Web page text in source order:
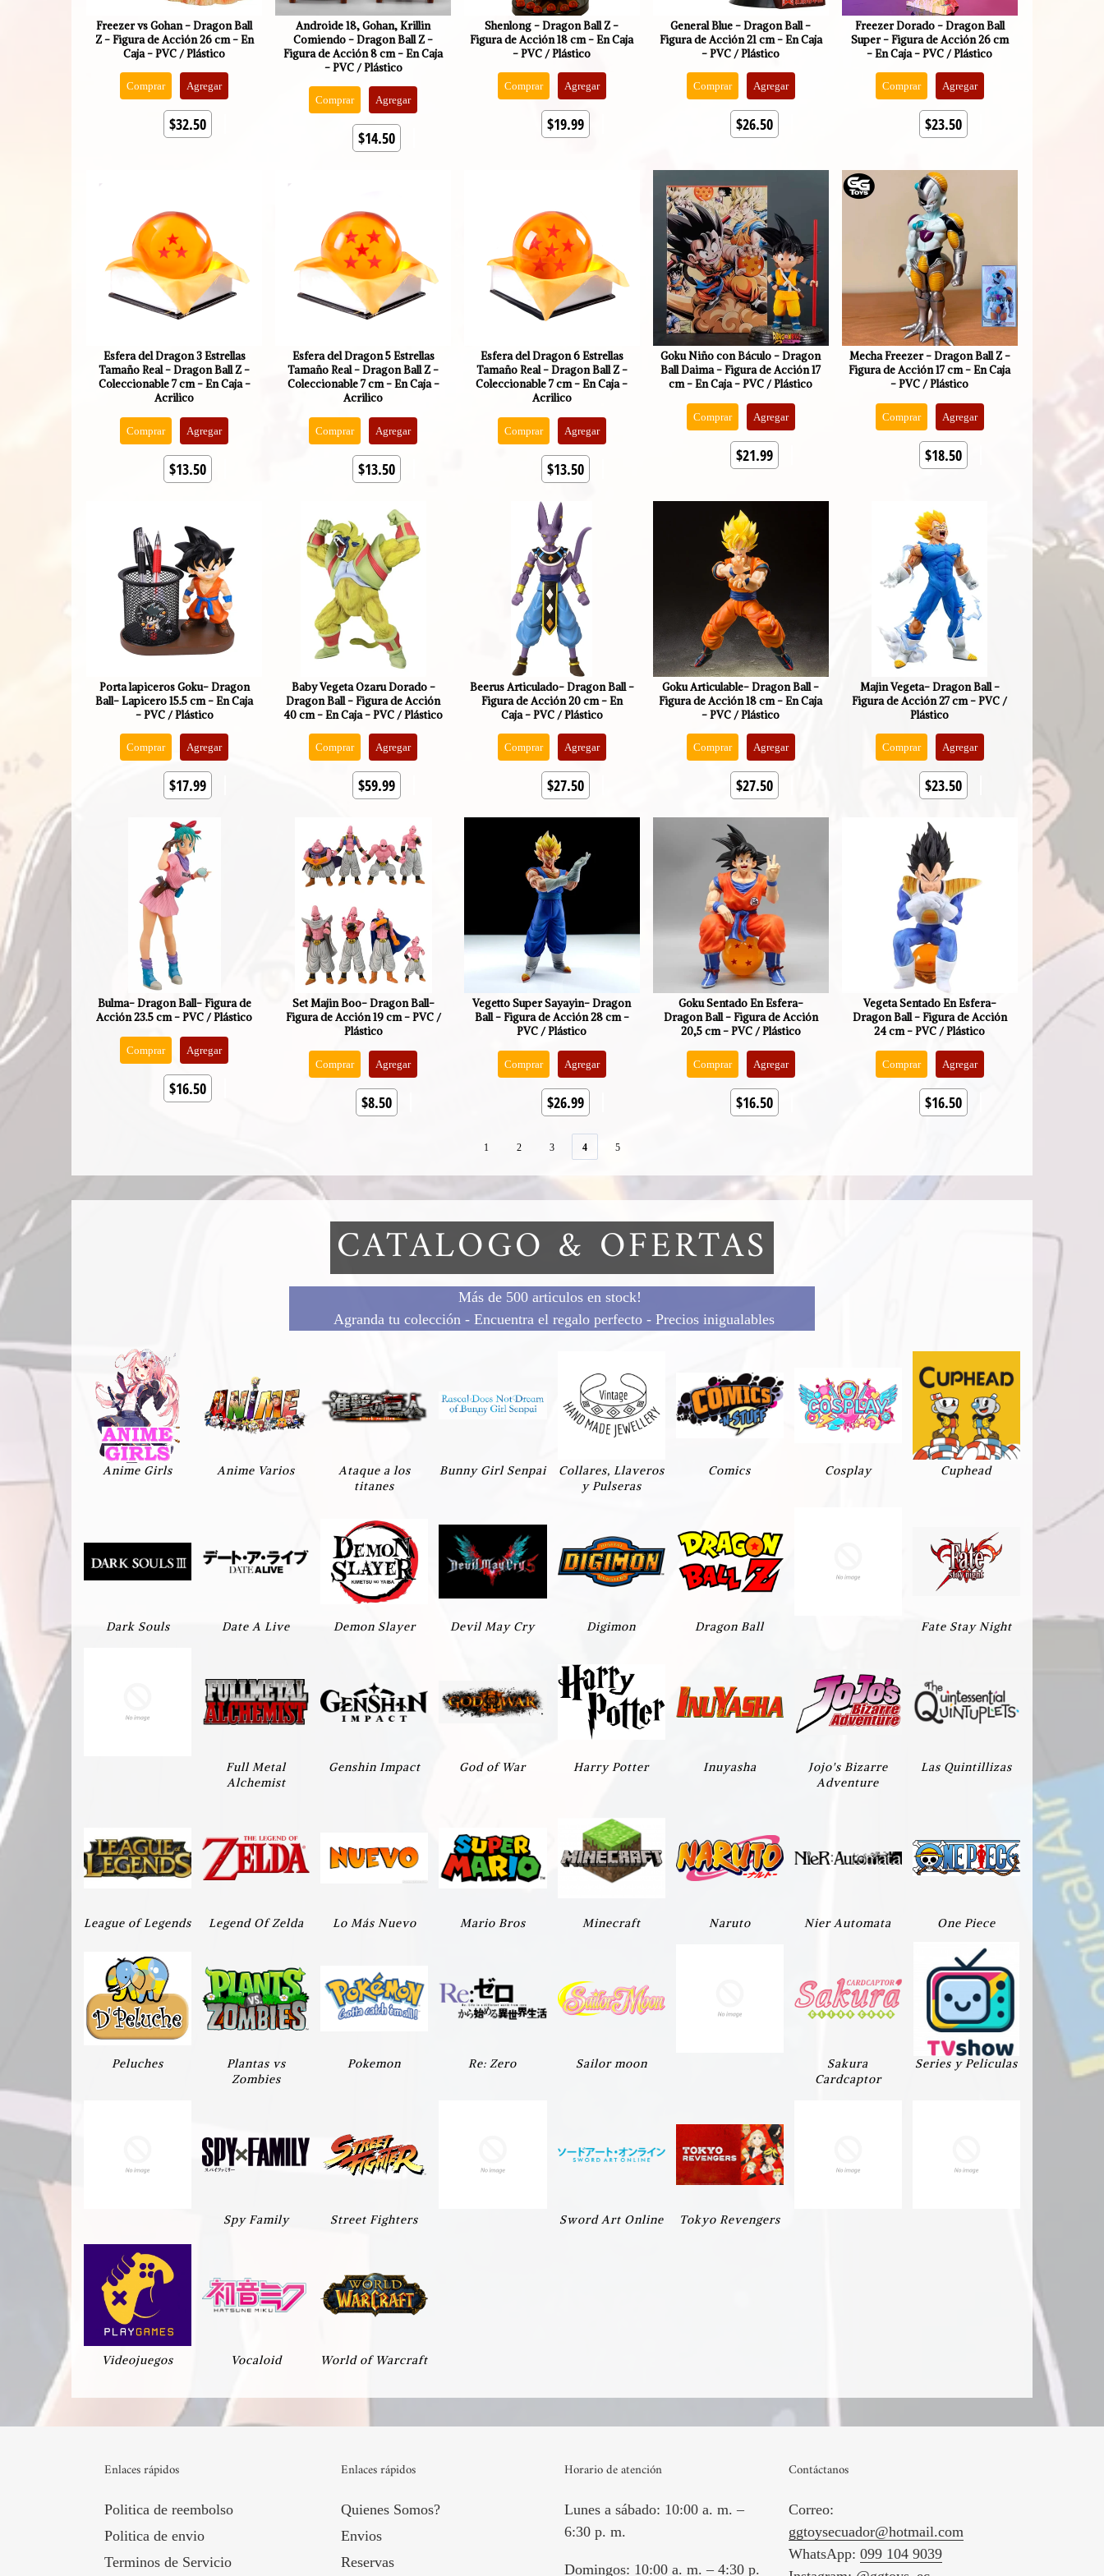
Freezer vs Gohan - Dragon Ball
Z - Figura de Acción 26 cm - En
Caja - PVC / Plástico
Comprar Agregar
$32.50
Androide 18, Gohan, Krillin
Comiendo - Dragon Ball Z -
Figura de Acción 8 cm - En Caja
- PVC / Plástico
Comprar Agregar
$14.50
Shenlong - Dragon Ball Z -
Figura de Acción 18 cm - En Caja
- PVC / Plástico
Comprar Agregar
$19.99
General Blue - Dragon Ball -
Figura de Acción 21 cm - En Caja
- PVC / Plástico
Comprar Agregar
$26.50
Freezer Dorado - Dragon Ball
Super - Figura de Acción 26 cm
- En Caja - PVC / Plástico
Comprar Agregar
$23.50
Esfera del Dragon 3 Estrellas
Tamaño Real - Dragon Ball Z -
Coleccionable 7 cm - En Caja -
Acrilico
Comprar Agregar
$13.50
Esfera del Dragon 5 Estrellas
Tamaño Real - Dragon Ball Z -
Coleccionable 7 cm - En Caja -
Acrilico
Comprar Agregar
$13.50
Esfera del Dragon 6 Estrellas
Tamaño Real - Dragon Ball Z -
Coleccionable 7 cm - En Caja -
Acrilico
Comprar Agregar
$13.50
Goku Niño con Báculo - Dragon
Ball Daima - Figura de Acción 17
cm - En Caja - PVC / Plástico
Comprar Agregar
$21.99
Mecha Freezer - Dragon Ball Z -
Figura de Acción 17 cm - En Caja
- PVC / Plástico
Comprar Agregar
$18.50
Porta lapiceros Goku- Dragon
Ball- Lapicero 15.5 cm - En Caja
- PVC / Plástico
Comprar Agregar
$17.99
Baby Vegeta Ozaru Dorado -
Dragon Ball - Figura de Acción
40 cm - En Caja - PVC / Plástico
Comprar Agregar
$59.99
Beerus Articulado- Dragon Ball -
Figura de Acción 20 cm - En
Caja - PVC / Plástico
Comprar Agregar
$27.50
Goku Articulable- Dragon Ball -
Figura de Acción 18 cm - En Caja
- PVC / Plástico
Comprar Agregar
$27.50
Majin Vegeta- Dragon Ball -
Figura de Acción 27 cm - PVC /
Plástico
Comprar Agregar
$23.50
Bulma- Dragon Ball- Figura de
Acción 23.5 cm - PVC / Plástico
Comprar Agregar
$16.50
Set Majin Boo- Dragon Ball-
Figura de Acción 19 cm - PVC /
Plástico
Comprar Agregar
$8.50
Vegetto Super Sayayin- Dragon
Ball - Figura de Acción 28 cm -
PVC / Plástico
Comprar Agregar
$26.99
Goku Sentado En Esfera-
Dragon Ball - Figura de Acción
20,5 cm - PVC / Plástico
Comprar Agregar
$16.50
Vegeta Sentado En Esfera-
Dragon Ball - Figura de Acción
24 cm - PVC / Plástico
Comprar Agregar
$16.50
1 2 3 4 5
CATALOGO & OFERTAS
Más de 500 articulos en stock!
Agranda tu colección - Encuentra el regalo perfecto - Precios inigualables
Anime Girls Anime Varios
Ataque a los
titanes
Bunny Girl Senpai
Collares, Llaveros
y Pulseras
Comics Cosplay Cuphead
Dark Souls Date A Live Demon Slayer Devil May Cry Digimon Dragon Ball Fate Stay Night
Full Metal
Alchemist
Genshin Impact God of War Harry Potter Inuyasha
Jojo's Bizarre
Adventure
Las Quintillizas
League of Legends Legend Of Zelda Lo Más Nuevo Mario Bros Minecraft Naruto Nier Automata One Piece
Peluches
Plantas vs
Zombies
Pokemon Re: Zero Sailor moon
Sakura
Cardcaptor
Series y Peliculas
Spy Family Street Fighters Sword Art Online Tokyo Revengers
Videojuegos Vocaloid World of Warcraft
Enlaces rápidos
Politica de reembolso
Politica de envio
Terminos de Servicio
Enlaces rápidos
Quienes Somos?
Envios
Reservas
Horario de atención
Lunes a sábado: 10:00 a. m. –
6:30 p. m.
Domingos: 10:00 a. m. – 4:30 p.
Contáctanos
Correo:
ggtoysecuador@hotmail.com
WhatsApp: 099 104 9039